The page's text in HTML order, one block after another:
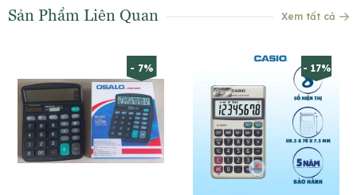
Sản Phẩm Liên Quan Xem tất cả
- 7% - 17%